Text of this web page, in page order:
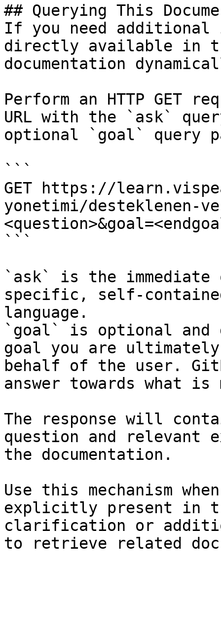
## Querying This
If you need
directly available in
documentation
Perform an HTTP GET
URL with the `ask`
optional `goal` query
```
GET https://
yonetimi/desteklenen-
```
`ask` is the
specific, self-
language.
`goal` is optional and
goal you are
behalf of the user.
answer towards what
The response will
question and relevant
the documentation.
Use this mechanism
explicitly present in
clarification or